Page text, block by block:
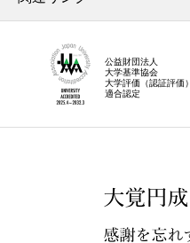
公益財団法人
大学基準協会
大学評価（認証評価）
適合認定